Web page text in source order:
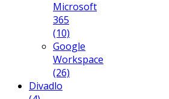
Microsoft
365
(10)
Google
Workspace
(26)
Divadlo